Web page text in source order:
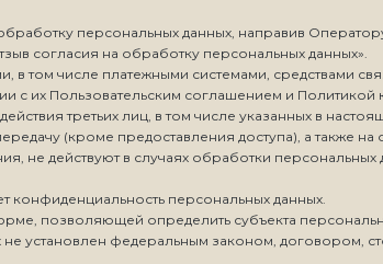
персональных данных, направив
согласия на обработку персональных данных».
том числе платежными системами, средствами
с их Пользовательским соглашением и
третьих лиц, в том числе указанных в
(кроме предоставления доступа), а также
не действуют в случаях обработки
конфиденциальность персональных данных.
позволяющей определить субъекта
установлен федеральным законом, договором,